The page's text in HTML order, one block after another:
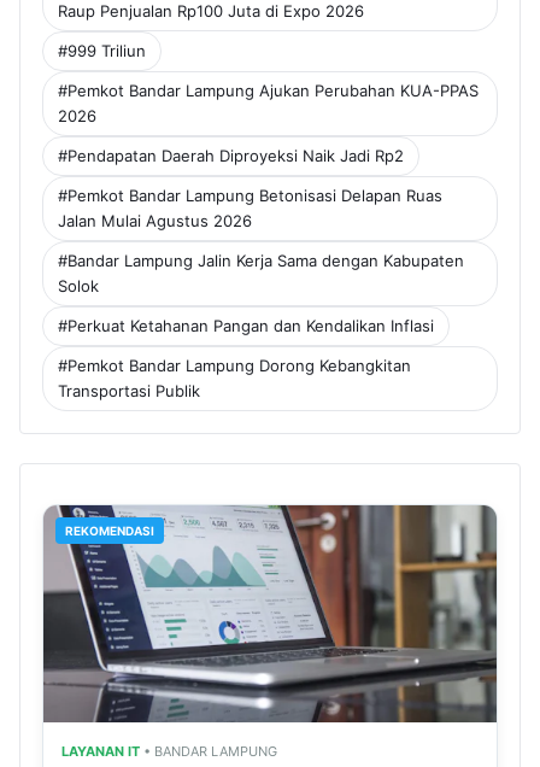
Raup Penjualan Rp100 Juta di Expo 2026
#999 Triliun
#Pemkot Bandar Lampung Ajukan Perubahan KUA-PPAS
2026
#Pendapatan Daerah Diproyeksi Naik Jadi Rp2
#Pemkot Bandar Lampung Betonisasi Delapan Ruas
Jalan Mulai Agustus 2026
#Bandar Lampung Jalin Kerja Sama dengan Kabupaten
Solok
#Perkuat Ketahanan Pangan dan Kendalikan Inflasi
#Pemkot Bandar Lampung Dorong Kebangkitan
Transportasi Publik
REKOMENDASI
LAYANAN IT • BANDAR LAMPUNG